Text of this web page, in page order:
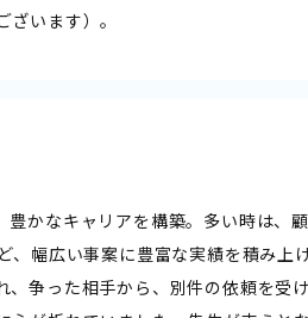
います）。
かなキャリアを構築。多い時は、顧
、幅広い事案に豊富な実績を積み上
、争った相手から、別件の依頼を受け